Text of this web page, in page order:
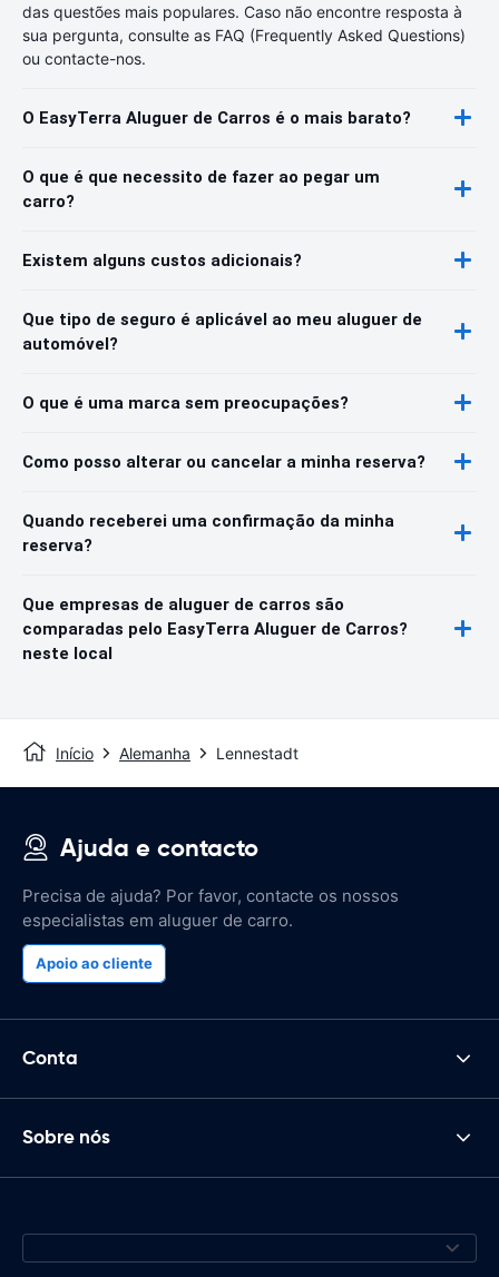
das questões mais populares. Caso não encontre resposta à
sua pergunta, consulte as FAQ (Frequently Asked Questions)
ou contacte-nos.
O EasyTerra Aluguer de Carros é o mais barato?
O que é que necessito de fazer ao pegar um
carro?
Existem alguns custos adicionais?
Que tipo de seguro é aplicável ao meu aluguer de
automóvel?
O que é uma marca sem preocupações?
Como posso alterar ou cancelar a minha reserva?
Quando receberei uma confirmação da minha
reserva?
Que empresas de aluguer de carros são
comparadas pelo EasyTerra Aluguer de Carros?
neste local
Início Alemanha Lennestadt
Ajuda e contacto
Precisa de ajuda? Por favor, contacte os nossos
especialistas em aluguer de carro.
Apoio ao cliente
Conta
Sobre nós